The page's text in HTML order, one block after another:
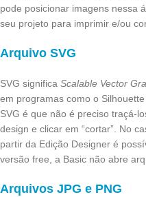
pode posicionar imagens nessa
seu projeto para imprimir e/ou
Arquivo SVG
SVG significa Scalable Vector
em programas como o
SVG é que não é preciso traçá-
design e clicar em “cortar”. No
partir da Edição Designer é
versão free, a Basic não abre
Arquivos JPG e PNG